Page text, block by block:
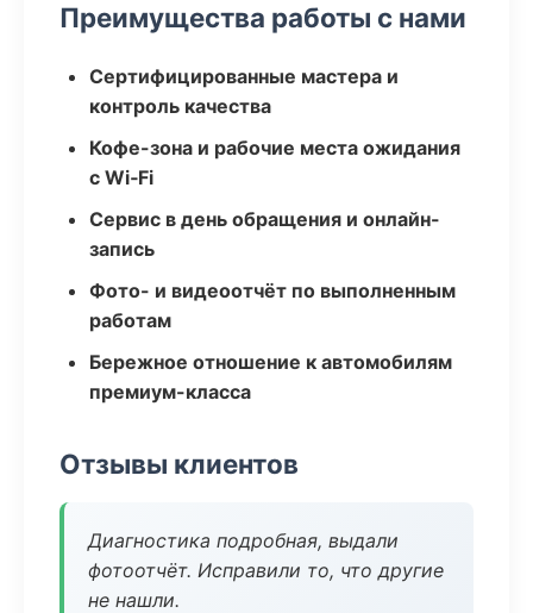
Преимущества работы с нами
Сертифицированные мастера и
контроль качества
Кофе-зона и рабочие места ожидания
с Wi‑Fi
Сервис в день обращения и онлайн-
запись
Фото- и видеоотчёт по выполненным
работам
Бережное отношение к автомобилям
премиум-класса
Отзывы клиентов
Диагностика подробная, выдали
фотоотчёт. Исправили то, что другие
не нашли.